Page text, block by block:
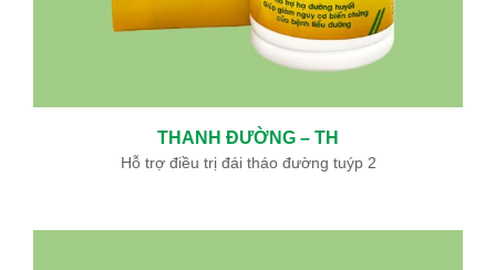
THANH ĐƯỜNG – TH
Hỗ trợ điều trị đái tháo đường tuýp 2